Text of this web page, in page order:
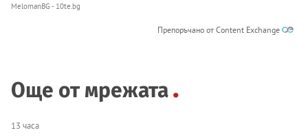
MelomanBG - 10te.bg
Препоръчано от Content Exchange
Още от мрежата
13 часа